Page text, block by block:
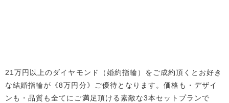
21万円以上のダイヤモンド（婚約指輪）をご成約頂くとお好き
な結婚指輪が《8万円分》ご優待となります。価格も・デザイ
ンも・品質も全てにご満足頂ける素敵な3本セットプランで